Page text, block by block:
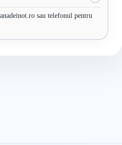
sau telefonul pentru